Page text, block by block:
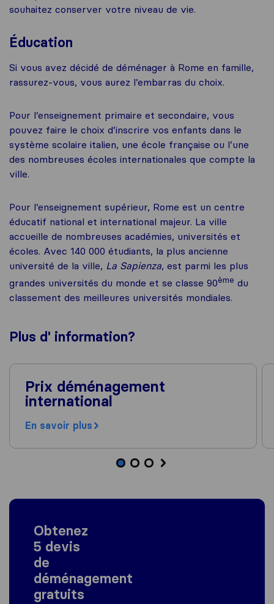
souhaitez conserver votre niveau de vie.
Éducation
Si vous avez décidé de déménager à Rome en famille,
rassurez-vous, vous aurez l’embarras du choix.
Pour l’enseignement primaire et secondaire, vous
pouvez faire le choix d’inscrire vos enfants dans le
système scolaire italien, une école française ou l’une
des nombreuses écoles internationales que compte la
ville.
Pour l’enseignement supérieur, Rome est un centre
éducatif national et international majeur. La ville
accueille de nombreuses académies, universités et
écoles. Avec 140 000 étudiants, la plus ancienne
université de la ville, La Sapienza, est parmi les plus
grandes universités du monde et se classe 90ème du
classement des meilleures universités mondiales.
Plus d' information?
Prix déménagement
international
En savoir plus
Obtenez
5 devis
de
déménagement
gratuits